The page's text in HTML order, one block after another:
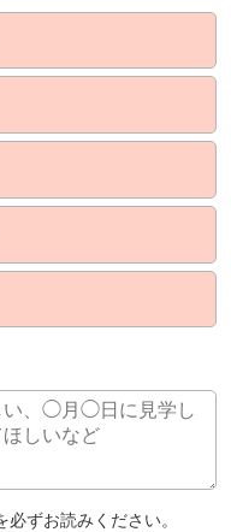
必ずお読みください。